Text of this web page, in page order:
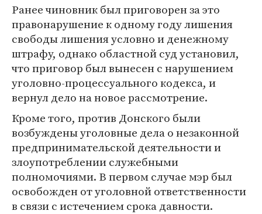
Ранее чиновник был приговорен за это
правонарушение к одному году лишения
свободы лишения условно и денежному
штрафу, однако областной суд установил,
что приговор был вынесен с нарушением
уголовно-процессуального кодекса, и
вернул дело на новое рассмотрение.
Кроме того, против Донского были
возбуждены уголовные дела о незаконной
предпринимательской деятельности и
злоупотреблении служебными
полномочиями. В первом случае мэр был
освобожден от уголовной ответственности
в связи с истечением срока давности.